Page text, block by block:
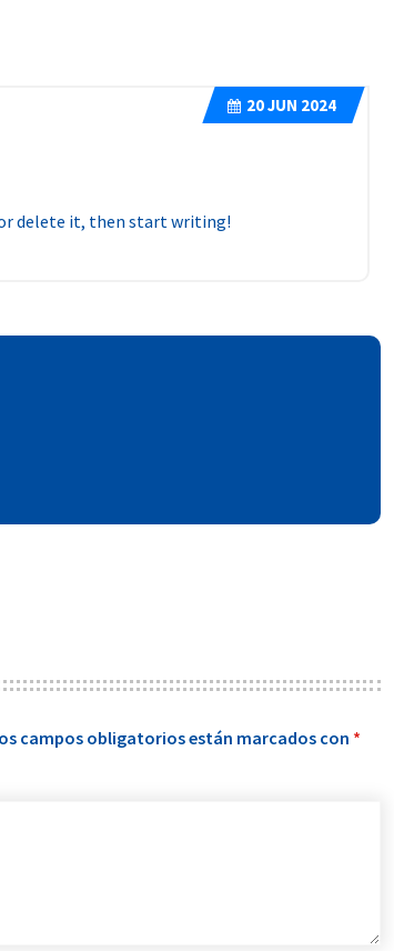
20JUN 2024
delete it, then start writing!
campos obligatorios están marcados con *